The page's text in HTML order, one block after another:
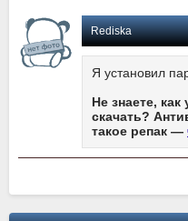
Rediska
Я установил
Не знаете,
скачать?
такое репак —